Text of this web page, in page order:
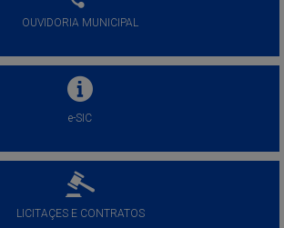
OUVIDORIA MUNICIPAL
e-SIC
LICITAÇES E CONTRATOS